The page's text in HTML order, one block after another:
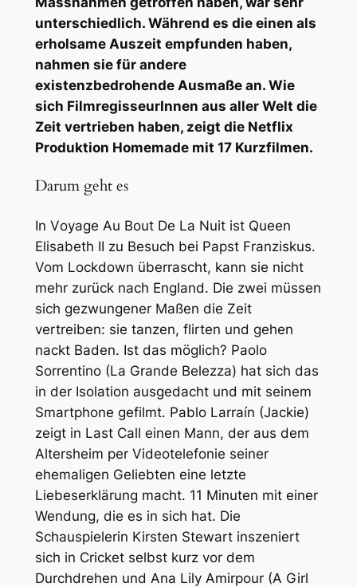
unterschiedlich. Während es die einen als
erholsame Auszeit empfunden haben,
nahmen sie für andere
existenzbedrohende Ausmaße an. Wie
sich FilmregisseurInnen aus aller Welt die
Zeit vertrieben haben, zeigt die Netflix
Produktion Homemademit 17 Kurzfilmen.
Darum geht es
In Voyage Au Bout De La Nuitist Queen
Elisabeth II zu Besuch bei Papst Franziskus.
Vom Lockdown überrascht, kann sie nicht
mehr zurück nach England. Die zwei müssen
sich gezwungener Maßen die Zeit
vertreiben: sie tanzen, flirten und gehen
nackt Baden. Ist das möglich? Paolo
Sorrentino (La Grande Belezza) hat sich das
in der Isolation ausgedacht und mit seinem
Smartphone gefilmt. Pablo Larraín (Jackie)
zeigt in Last Call einen Mann, der aus dem
Altersheim per Videotelefonie seiner
ehemaligen Geliebten eine letzte
Liebeserklärung macht. 11 Minuten mit einer
Wendung, die es in sich hat. Die
Schauspielerin Kirsten Stewart inszeniert
sich in Cricketselbst kurz vor dem
Durchdrehen und Ana Lily Amirpour (A Girl